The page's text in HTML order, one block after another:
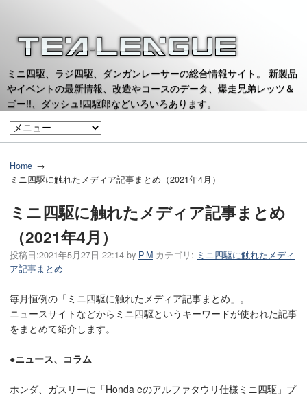
ミニ四駆、ラジ四駆、ダンガンレーサーの総合情報サイト。 新製品
やイベントの最新情報、改造やコースのデータ、爆走兄弟レッツ＆
ゴー!!、ダッシュ!四駆郎などいろいろあります。
Home
ミニ四駆に触れたメディア記事まとめ（2021年4月）
ミニ四駆に触れたメディア記事まとめ
（2021年4月）
投稿日:2021年5月27日 22:14 by P-M カテゴリ: ミニ四駆に触れたメディ
ア記事まとめ
毎月恒例の「ミニ四駆に触れたメディア記事まとめ」。
ニュースサイトなどからミニ四駆というキーワードが使われた記事
をまとめて紹介します。
●ニュース、コラム
ホンダ、ガスリーに「Honda eのアルファタウリ仕様ミニ四駆」プ